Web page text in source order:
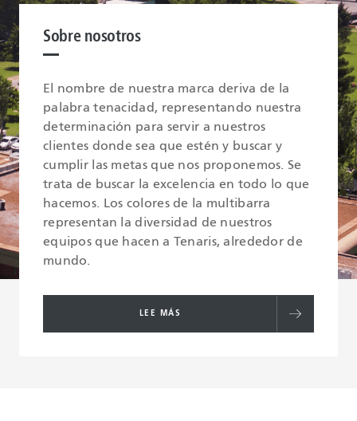
Sobre nosotros
El nombre de nuestra marca deriva de la
palabra tenacidad, representando nuestra
determinación para servir a nuestros
clientes donde sea que estén y buscar y
cumplir las metas que nos proponemos. Se
trata de buscar la excelencia en todo lo que
hacemos. Los colores de la multibarra
representan la diversidad de nuestros
equipos que hacen a Tenaris, alrededor de
mundo.
LEE MÁS